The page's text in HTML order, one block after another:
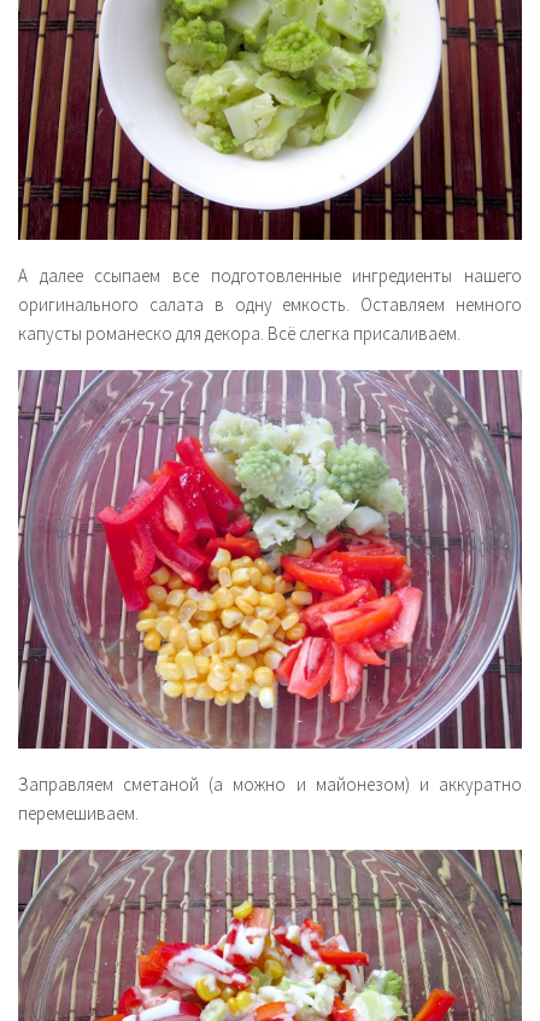
А далее ссыпаем все подготовленные ингредиенты нашего
оригинального салата в одну емкость. Оставляем немного
капусты романеско для декора. Всё слегка присаливаем.
Заправляем сметаной (а можно и майонезом) и аккуратно
перемешиваем.